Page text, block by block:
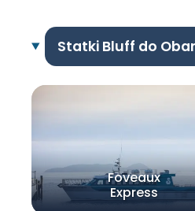
Statki Bluff do
Foveaux
Express